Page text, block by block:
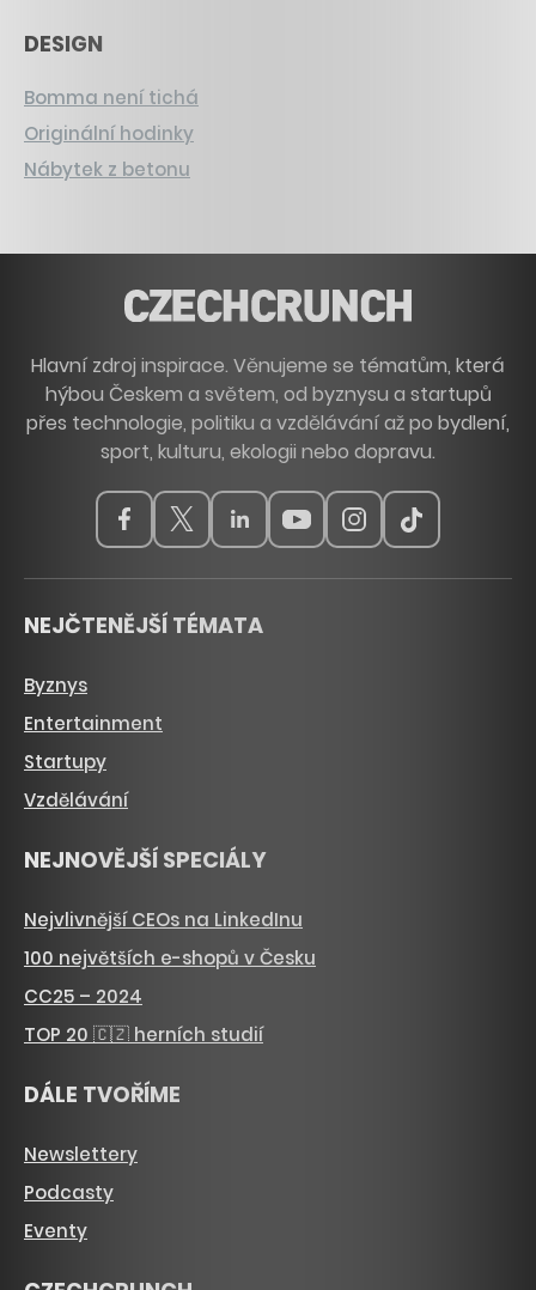
DESIGN
Bomma není tichá
Originální hodinky
Nábytek z betonu
Hlavní zdroj inspirace. Věnujeme se tématům, která
hýbou Českem a světem, od byznysu a startupů
přes technologie, politiku a vzdělávání až po bydlení,
sport, kulturu, ekologii nebo dopravu.
NEJČTENĚJŠÍ TÉMATA
Byznys
Entertainment
Startupy
Vzdělávání
NEJNOVĚJŠÍ SPECIÁLY
Nejvlivnější CEOs na LinkedInu
100 největších e-shopů v Česku
CC25 – 2024
TOP 20 🇨🇿 herních studií
DÁLE TVOŘÍME
Newslettery
Podcasty
Eventy